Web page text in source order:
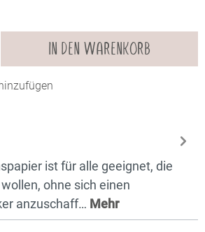
IN DEN WARENKORB
ist für alle geeignet, die
ohne sich einen
anzuschaff… Mehr